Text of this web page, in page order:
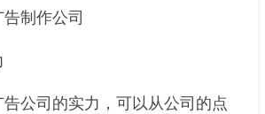
制作公司
司的实力，可以从公司的点